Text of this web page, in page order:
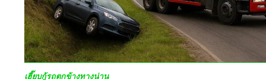
เฮี๊ยบกู้รถตกข้างทางน่าน